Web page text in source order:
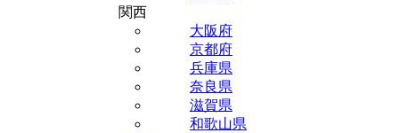
関西
大阪府
京都府
兵庫県
奈良県
滋賀県
和歌山県